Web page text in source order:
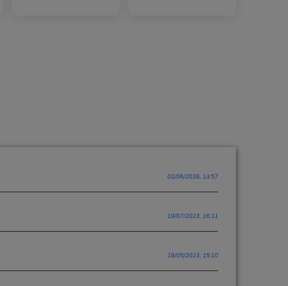
02/06/2026, 13:57
19/07/2023, 16:11
18/05/2023, 15:10